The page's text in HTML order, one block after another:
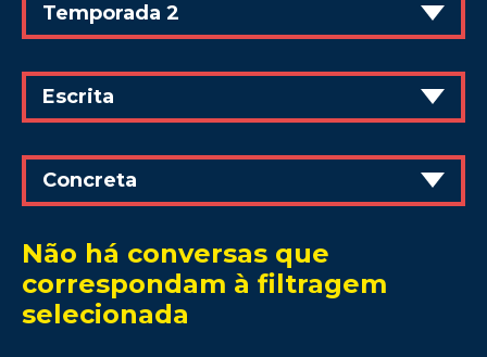
Temporada 2
Escrita
Concreta
Não há conversas que
correspondam à filtragem
selecionada